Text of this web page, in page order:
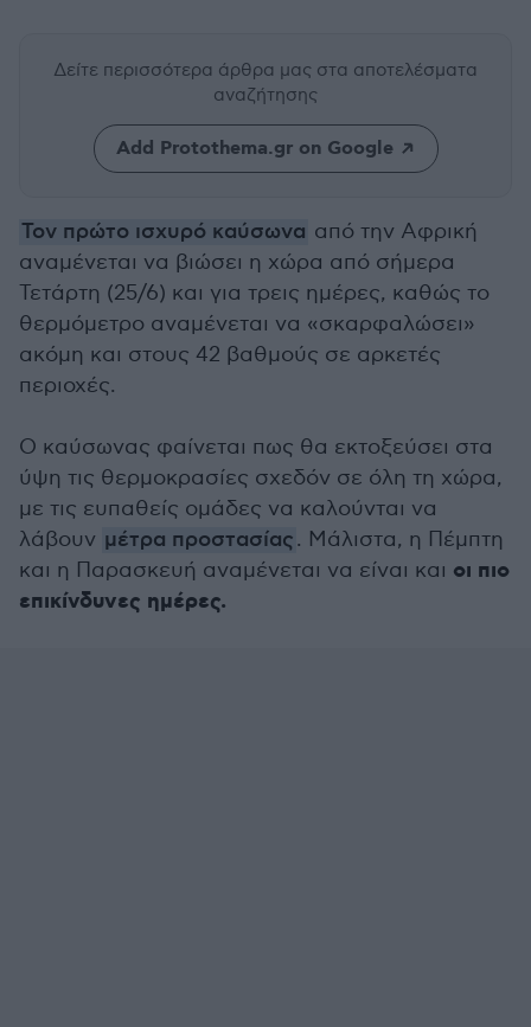
Δείτε περισσότερα άρθρα μας στα αποτελέσματα
αναζήτησης
Add Protothema.gr on Google
Τον πρώτο ισχυρό καύσωνα από την Αφρική
αναμένεται να βιώσει η χώρα από σήμερα
Τετάρτη (25/6) και για τρεις ημέρες, καθώς το
θερμόμετρο αναμένεται να «σκαρφαλώσει»
ακόμη και στους 42 βαθμούς σε αρκετές
περιοχές.
Ο καύσωνας φαίνεται πως θα εκτοξεύσει στα
ύψη τις θερμοκρασίες σχεδόν σε όλη τη χώρα,
με τις ευπαθείς ομάδες να καλούνται να
λάβουν μέτρα προστασίας. Μάλιστα, η Πέμπτη
και η Παρασκευή αναμένεται να είναι και οι πιο
επικίνδυνες ημέρες.